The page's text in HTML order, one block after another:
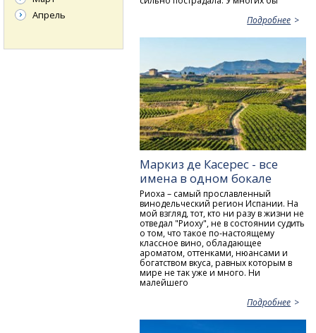
Подробнее
Маркиз де Касерес - все
имена в одном бокале
Риоха – самый прославленный
винодельческий регион Испании. На
мой взгляд, тот, кто ни разу в жизни не
отведал "Риоху", не в состоянии судить
о том, что такое по-настоящему
классное вино, обладающее
ароматом, оттенками, нюансами и
богатством вкуса, равных которым в
мире не так уже и много. Ни
малейшего
Подробнее
Апрель